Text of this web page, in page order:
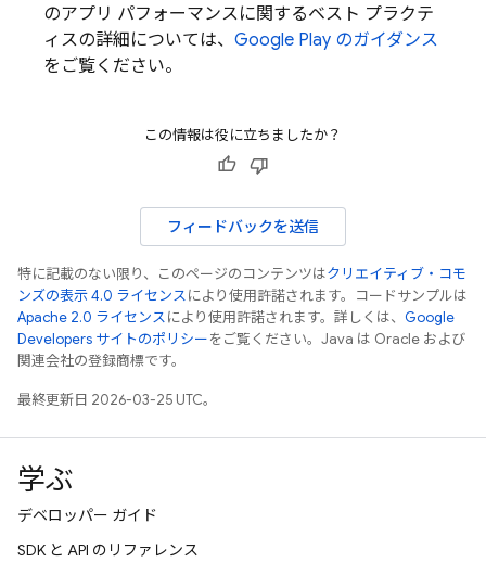
のアプリ パフォーマンスに関するベスト プラクテ
ィスの詳細については、 Google Play のガイダンス
をご覧ください。
この情報は役に立ちましたか？
フィードバックを送信
特に記載のない限り、このページのコンテンツはクリエイティブ・コモ
ンズの表示 4.0 ライセンスにより使用許諾されます。コードサンプルは
Apache 2.0 ライセンスにより使用許諾されます。詳しくは、 Google
Developers サイトのポリシーをご覧ください。Java は Oracle および
関連会社の登録商標です。
最終更新日 2026-03-25 UTC。
学ぶ
デベロッパー ガイド
SDK と API のリファレンス